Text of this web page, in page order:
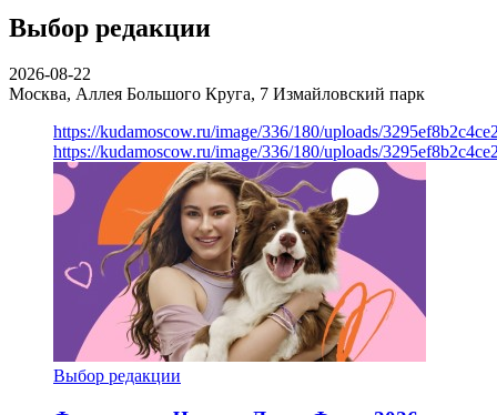
Выбор редакции
2026-08-22
Москва, Аллея Большого Круга, 7 Измайловский парк
https://kudamoscow.ru/image/336/180/uploads/
https://kudamoscow.ru/image/336/180/uploads/
Выбор редакции